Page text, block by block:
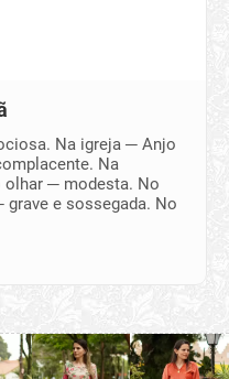
Na igreja ─ Anjo
Na
olhar ─ modesta. No
e sossegada. No